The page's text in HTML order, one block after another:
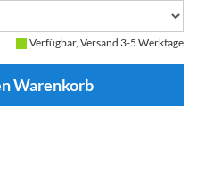
Verfügbar, Versand 3-5 Werktage